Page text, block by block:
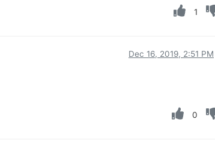
1
Dec 16, 2019, 2:51 PM
0